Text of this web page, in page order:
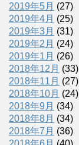
2019年5月 (27)
2019年4月 (25)
2019年3月 (31)
2019年2月 (24)
2019年1月 (26)
2018年12月 (33)
2018年11月 (27)
2018年10月 (24)
2018年9月 (34)
2018年8月 (34)
2018年7月 (36)